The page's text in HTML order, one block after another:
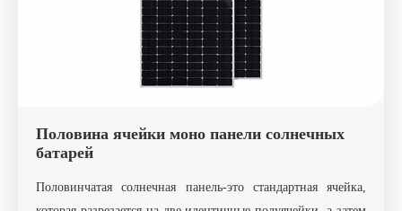
Половина ячейки моно панели солнечных
батарей
Половинчатая солнечная панель-это стандартная ячейка,